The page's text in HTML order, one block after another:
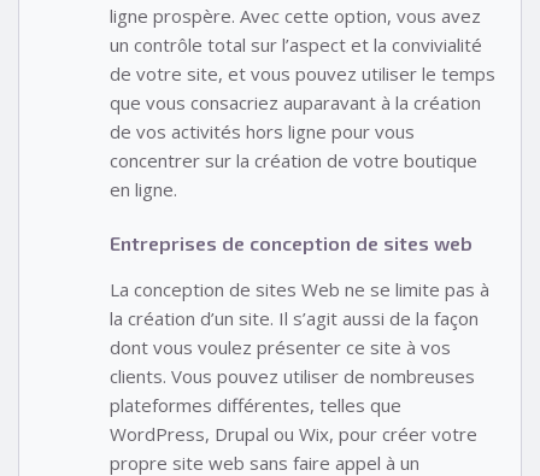
ligne prospère. Avec cette option, vous avez
un contrôle total sur l’aspect et la convivialité
de votre site, et vous pouvez utiliser le temps
que vous consacriez auparavant à la création
de vos activités hors ligne pour vous
concentrer sur la création de votre boutique
en ligne.
Entreprises de conception de sites web
La conception de sites Web ne se limite pas à
la création d’un site. Il s’agit aussi de la façon
dont vous voulez présenter ce site à vos
clients. Vous pouvez utiliser de nombreuses
plateformes différentes, telles que
WordPress, Drupal ou Wix, pour créer votre
propre site web sans faire appel à un